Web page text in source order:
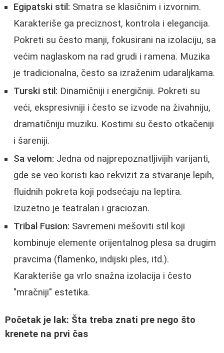
Egipatski stil: Smatra se klasičnim i izvornim.
Karakteriše ga preciznost, kontrola i elegancija.
Pokreti su često manji, fokusirani na izolaciju, sa
većim naglaskom na rad grudi i ramena. Muzika
je tradicionalna, često sa izraženim udaraljkama.
Turski stil: Dinamičniji i energičniji. Pokreti su
veći, ekspresivniji i često se izvode na živahniju,
dramatičniju muziku. Kostimi su često otkačeniji
i šareniji.
Sa velom: Jedna od najprepoznatljivijih varijanti,
gde se veo koristi kao rekvizit za stvaranje lepih,
fluidnih pokreta koji podsećaju na leptira.
Izuzetno je teatralan i graciozan.
Tribal Fusion: Savremeni mešoviti stil koji
kombinuje elemente orijentalnog plesa sa drugim
pravcima (flamenko, indijski ples, itd.).
Karakteriše ga vrlo snažna izolacija i često
"mračniji" estetika.
Početak je lak: Šta treba znati pre nego što
krenete na prvi čas